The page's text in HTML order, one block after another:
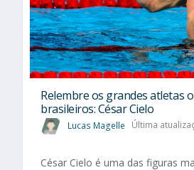
Relembre os grandes atletas
brasileiros: César Cielo
Lucas Magelle Última
César Cielo é uma das figuras